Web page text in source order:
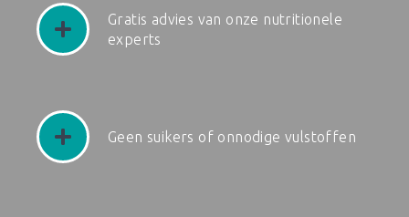
Gratis advies van onze nutritionele
experts
Geen suikers of onnodige vulstoffen